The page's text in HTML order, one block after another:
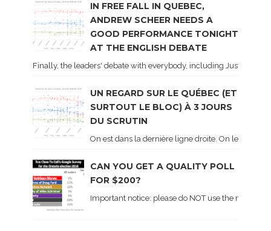
IN FREE FALL IN QUEBEC,
ANDREW SCHEER NEEDS A
GOOD PERFORMANCE TONIGHT
AT THE ENGLISH DEBATE
Finally, the leaders' debate with everybody, including Justin
UN REGARD SUR LE QUÉBEC (ET
SURTOUT LE BLOC) À 3 JOURS
DU SCRUTIN
On est dans la dernière ligne droite. On le sait
CAN YOU GET A QUALITY POLL
FOR $200?
Important notice: please do NOT use the